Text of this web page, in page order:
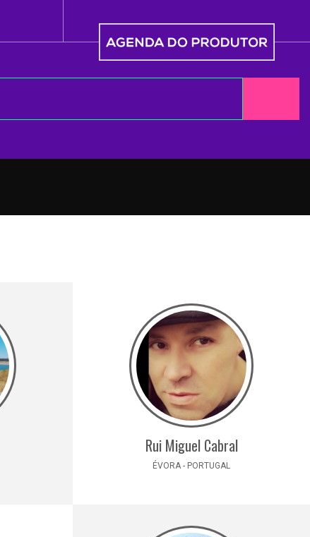
Rui Miguel Cabral
ÉVORA - PORTUGAL